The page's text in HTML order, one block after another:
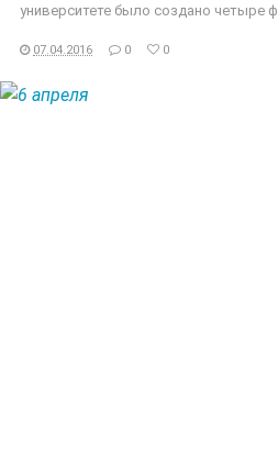
университете было создано четыре ф..
07.04.2016 0 0